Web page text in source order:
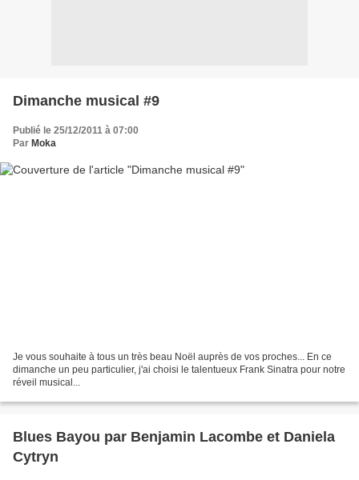
Dimanche musical #9
Publié le 25/12/2011 à 07:00
Par Moka
Je vous souhaite à tous un très beau Noël auprès de vos proches... En ce
dimanche un peu particulier, j'ai choisi le talentueux Frank Sinatra pour notre
réveil musical...
Blues Bayou par Benjamin Lacombe et Daniela
Cytryn